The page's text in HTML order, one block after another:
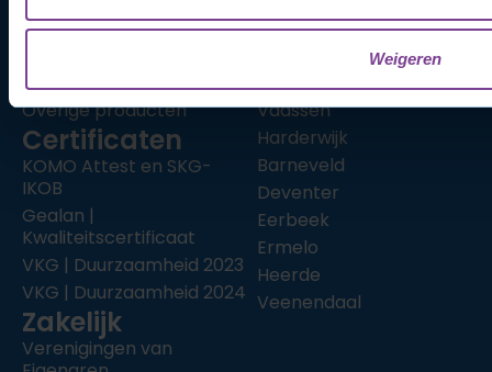
Weigeren
Kozijnen
Schuifpuien
Overige producten
Certificaten
KOMO Attest en SKG-
IKOB
Gealan |
Kwaliteitscertificaat
VKG | Duurzaamheid 2023
VKG | Duurzaamheid 2024
Zakelijk
Verenigingen van
Zwolle
Amersfoort
Vaassen
Harderwijk
Barneveld
Deventer
Eerbeek
Ermelo
Heerde
Veenendaal